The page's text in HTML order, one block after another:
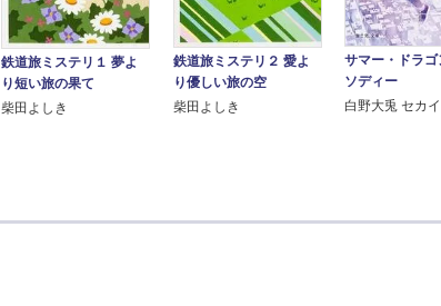
鉄道旅ミステリ１ 夢よ
り短い旅の果て
柴田よしき
鉄道旅ミステリ２ 愛よ
り優しい旅の空
柴田よしき
サマー・ドラゴ
ソディー
白野大兎 セカ